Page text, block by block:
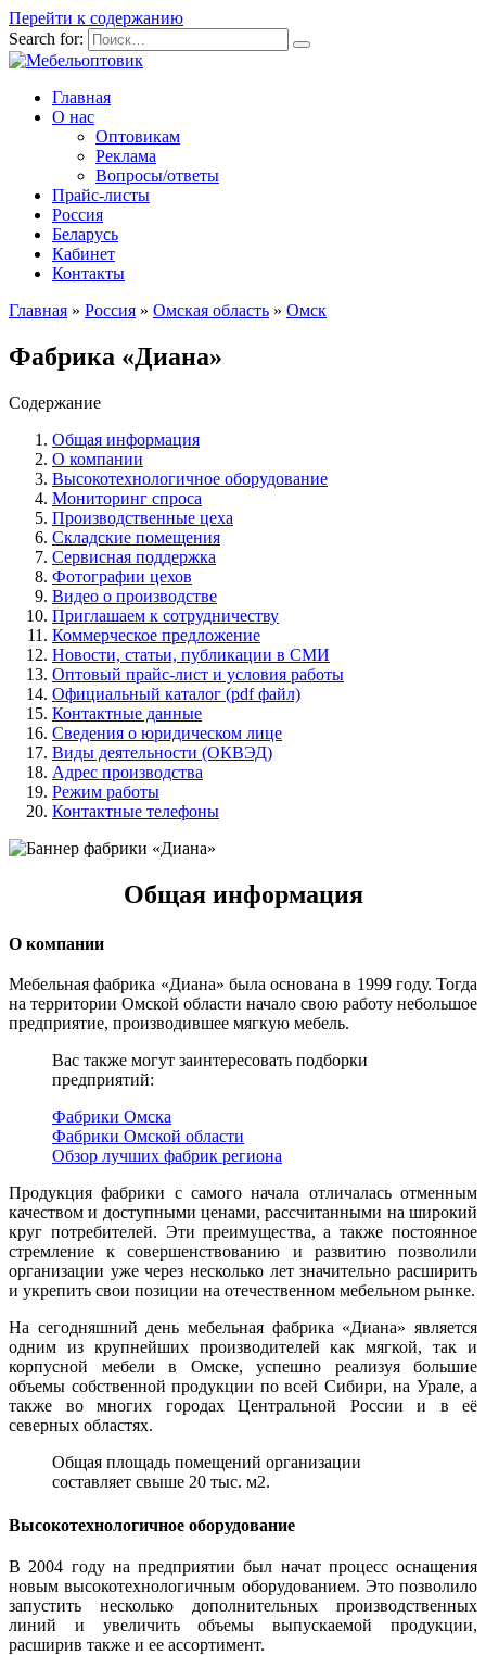
Перейти к содержанию
Search for:
Главная
О нас
Оптовикам
Реклама
Вопросы/ответы
Прайс-листы
Россия
Беларусь
Кабинет
Контакты
Главная » Россия » Омская область » Омск
Фабрика «Диана»
Содержание
Общая информация
О компании
Высокотехнологичное оборудование
Мониторинг спроса
Производственные цеха
Складские помещения
Сервисная поддержка
Фотографии цехов
Видео о производстве
Приглашаем к сотрудничеству
Коммерческое предложение
Новости, статьи, публикации в СМИ
Оптовый прайс-лист и условия работы
Официальный каталог (pdf файл)
Контактные данные
Сведения о юридическом лице
Виды деятельности (ОКВЭД)
Адрес производства
Режим работы
Контактные телефоны
Общая информация
О компании
Мебельная фабрика «Диана» была основана в 1999 году. Тогда
на территории Омской области начало свою работу небольшое
предприятие, производившее мягкую мебель.
Вас также могут заинтересовать подборки
предприятий:
Фабрики Омска
Фабрики Омской области
Обзор лучших фабрик региона
Продукция фабрики с самого начала отличалась отменным
качеством и доступными ценами, рассчитанными на широкий
круг потребителей. Эти преимущества, а также постоянное
стремление к совершенствованию и развитию позволили
организации уже через несколько лет значительно расширить
и укрепить свои позиции на отечественном мебельном рынке.
На сегодняшний день мебельная фабрика «Диана» является
одним из крупнейших производителей как мягкой, так и
корпусной мебели в Омске, успешно реализуя большие
объемы собственной продукции по всей Сибири, на Урале, а
также во многих городах Центральной России и в её
северных областях.
Общая площадь помещений организации
составляет свыше 20 тыс. м2.
Высокотехнологичное оборудование
В 2004 году на предприятии был начат процесс оснащения
новым высокотехнологичным оборудованием. Это позволило
запустить несколько дополнительных производственных
линий и увеличить объемы выпускаемой продукции,
расширив также и ее ассортимент.